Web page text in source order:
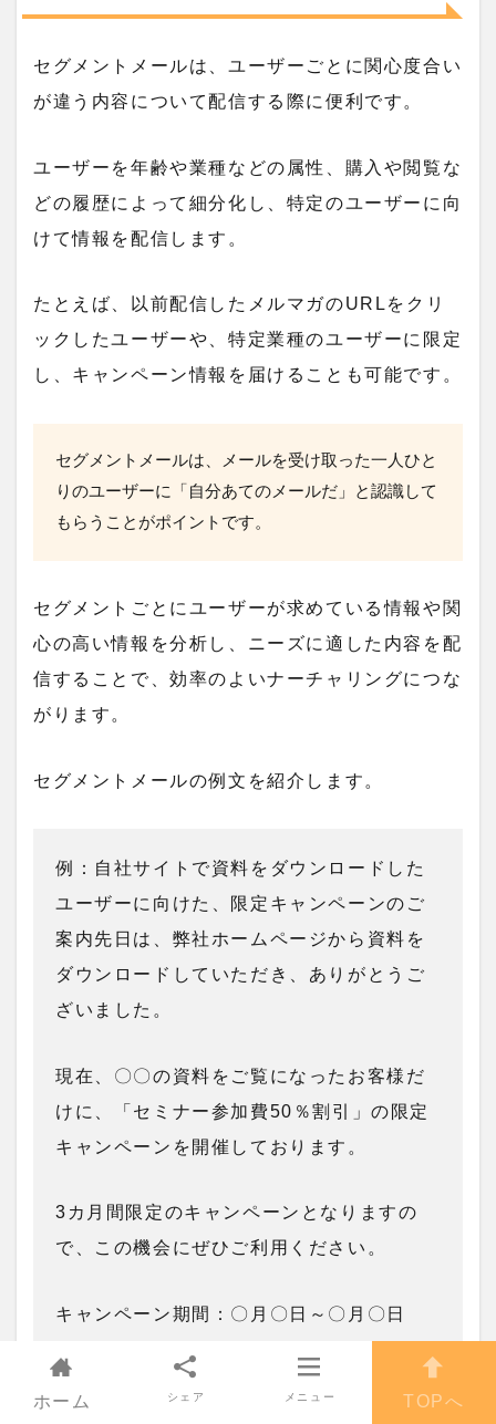
セグメントメールは、ユーザーごとに関心度合い
が違う内容について配信する際に便利です。
ユーザーを年齢や業種などの属性、購入や閲覧な
どの履歴によって細分化し、特定のユーザーに向
けて情報を配信します。
たとえば、以前配信したメルマガのURLをクリ
ックしたユーザーや、特定業種のユーザーに限定
し、キャンペーン情報を届けることも可能です。
セグメントメールは、メールを受け取った一人ひと
りのユーザーに「自分あてのメールだ」と認識して
もらうことがポイントです。
セグメントごとにユーザーが求めている情報や関
心の高い情報を分析し、ニーズに適した内容を配
信することで、効率のよいナーチャリングにつな
がります。
セグメントメールの例文を紹介します。
例：自社サイトで資料をダウンロードした
ユーザーに向けた、限定キャンペーンのご
案内先日は、弊社ホームページから資料を
ダウンロードしていただき、ありがとうご
ざいました。
現在、〇〇の資料をご覧になったお客様だ
けに、「セミナー参加費50％割引」の限定
キャンペーンを開催しております。
3カ月間限定のキャンペーンとなりますの
で、この機会にぜひご利用ください。
キャンペーン期間：〇月〇日～〇月〇日
開催セミナー一覧：下記URLよりご確認く
ださい。
ホーム シェア メニュー TOPへ